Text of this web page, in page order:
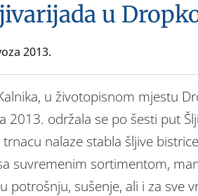
u
2013.
u životopisnom mjestu
2013. održala se po šesti put
nalaze stabla šljive
suvremenim sortimentom,
potrošnju, sušenje, ali i za sve